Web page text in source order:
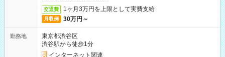
交通費 1ヶ月3万円を上限として実費支給
月収例 30万円～
勤務地
東京都渋谷区
渋谷駅から徒歩1分
インターネット関連